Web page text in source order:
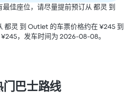
佳座位，请尽量提前预订从 都灵 到
都灵 到 Outlet 的车票价格约在 ¥245 到
，发车时间为 2026-08-08。
门巴士路线